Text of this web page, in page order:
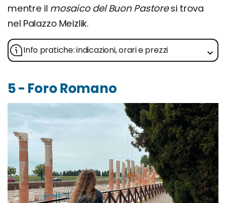
mentre il mosaico del Buon Pastoresi trova
nel Palazzo Meizlik.
Info pratiche: indicazioni, orari e prezzi
5 - Foro Romano